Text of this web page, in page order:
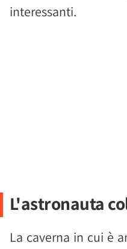
interessanti.
L'astronauta
La caverna in cui è